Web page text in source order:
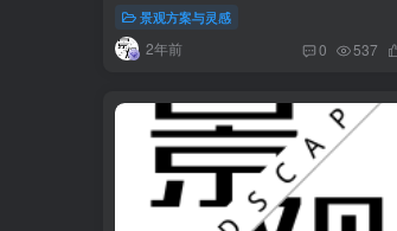
景观方案与灵感
2年前 0 537